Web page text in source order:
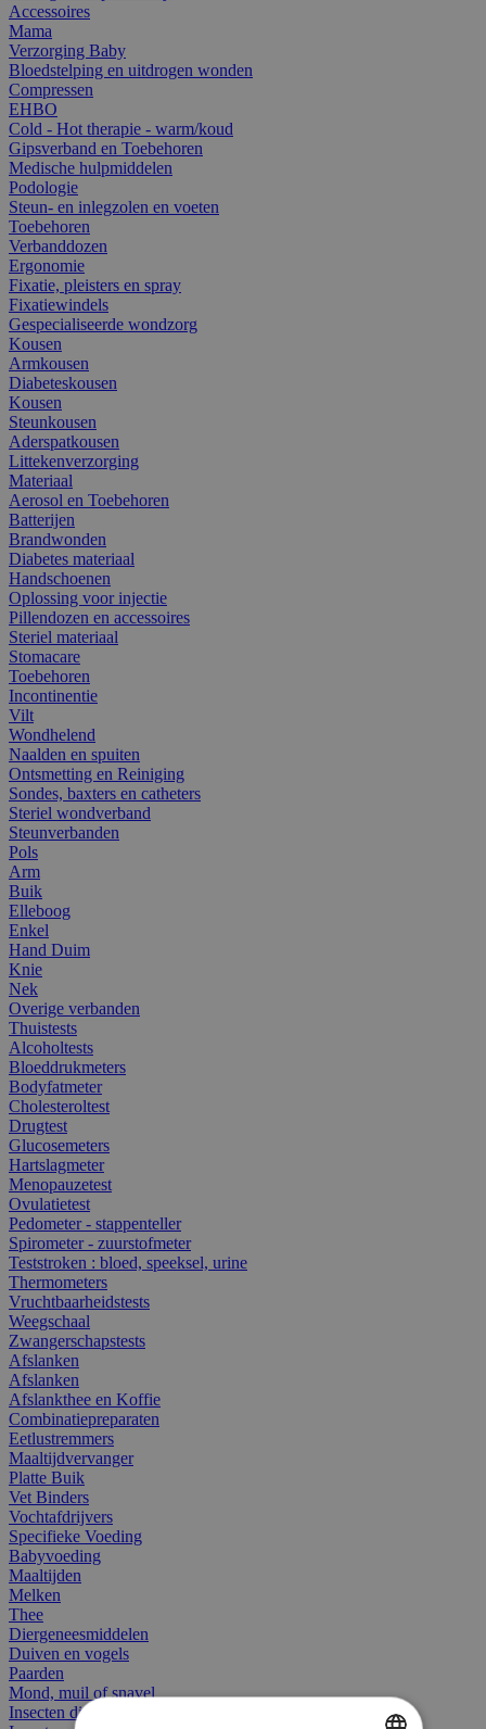
Accessoires
Mama
Verzorging Baby
Bloedstelping en uitdrogen wonden
Compressen
EHBO
Cold - Hot therapie - warm/koud
Gipsverband en Toebehoren
Medische hulpmiddelen
Podologie
Steun- en inlegzolen en voeten
Toebehoren
Verbanddozen
Ergonomie
Fixatie, pleisters en spray
Fixatiewindels
Gespecialiseerde wondzorg
Kousen
Armkousen
Diabeteskousen
Kousen
Steunkousen
Aderspatkousen
Littekenverzorging
Materiaal
Aerosol en Toebehoren
Batterijen
Brandwonden
Diabetes materiaal
Handschoenen
Oplossing voor injectie
Pillendozen en accessoires
Steriel materiaal
Stomacare
Toebehoren
Incontinentie
Vilt
Wondhelend
Naalden en spuiten
Ontsmetting en Reiniging
Sondes, baxters en catheters
Steriel wondverband
Steunverbanden
Pols
Arm
Buik
Elleboog
Enkel
Hand Duim
Knie
Nek
Overige verbanden
Thuistests
Alcoholtests
Bloeddrukmeters
Bodyfatmeter
Cholesteroltest
Drugtest
Glucosemeters
Hartslagmeter
Menopauzetest
Ovulatietest
Pedometer - stappenteller
Spirometer - zuurstofmeter
Teststroken : bloed, speeksel, urine
Thermometers
Vruchtbaarheidstests
Weegschaal
Zwangerschapstests
Afslanken
Afslanken
Afslankthee en Koffie
Combinatiepreparaten
Eetlustremmers
Maaltijdvervanger
Platte Buik
Vet Binders
Vochtafdrijvers
Specifieke Voeding
Babyvoeding
Maaltijden
Melken
Thee
Diergeneesmiddelen
Duiven en vogels
Paarden
Mond, muil of snavel
Insecten dieren